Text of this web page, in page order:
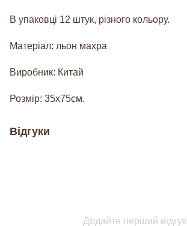
В упаковці 12 штук, різного кольору.
Матеріал: льон махра
Виробник: Китай
Розмір: 35х75см.
Відгуки
Додайте перший відгук